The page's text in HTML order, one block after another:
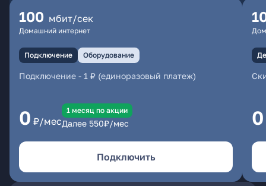
100 мбит/сек
Домашний интернет
Подключение Оборудование
Подключение - 1 ₽ (единоразовый платеж)
0 ₽/мес
1 месяц по акции
Далее 550₽/мес
Подключить
0